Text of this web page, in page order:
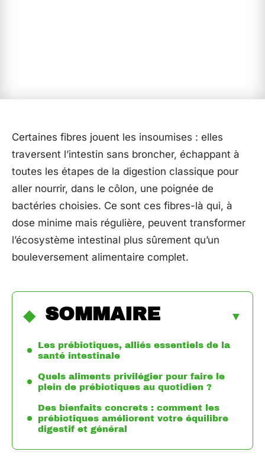
Certaines fibres jouent les insoumises : elles
traversent l’intestin sans broncher, échappant à
toutes les étapes de la digestion classique pour
aller nourrir, dans le côlon, une poignée de
bactéries choisies. Ce sont ces fibres-là qui, à
dose minime mais régulière, peuvent transformer
l’écosystème intestinal plus sûrement qu’un
bouleversement alimentaire complet.
SOMMAIRE
Les prébiotiques, alliés essentiels de la
santé intestinale
Quels aliments privilégier pour faire le
plein de prébiotiques au quotidien ?
Des bienfaits concrets : comment les
prébiotiques améliorent votre équilibre
digestif et général